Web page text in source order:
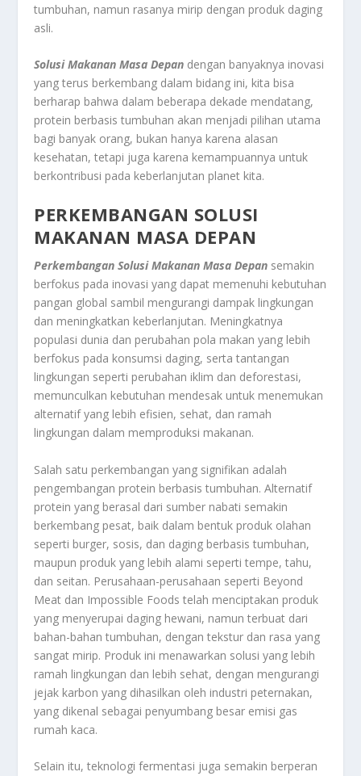
tumbuhan, namun rasanya mirip dengan produk daging
asli.
Solusi Makanan Masa Depan dengan banyaknya inovasi
yang terus berkembang dalam bidang ini, kita bisa
berharap bahwa dalam beberapa dekade mendatang,
protein berbasis tumbuhan akan menjadi pilihan utama
bagi banyak orang, bukan hanya karena alasan
kesehatan, tetapi juga karena kemampuannya untuk
berkontribusi pada keberlanjutan planet kita.
PERKEMBANGAN SOLUSI
MAKANAN MASA DEPAN
Perkembangan Solusi Makanan Masa Depan semakin
berfokus pada inovasi yang dapat memenuhi kebutuhan
pangan global sambil mengurangi dampak lingkungan
dan meningkatkan keberlanjutan. Meningkatnya
populasi dunia dan perubahan pola makan yang lebih
berfokus pada konsumsi daging, serta tantangan
lingkungan seperti perubahan iklim dan deforestasi,
memunculkan kebutuhan mendesak untuk menemukan
alternatif yang lebih efisien, sehat, dan ramah
lingkungan dalam memproduksi makanan.
Salah satu perkembangan yang signifikan adalah
pengembangan protein berbasis tumbuhan. Alternatif
protein yang berasal dari sumber nabati semakin
berkembang pesat, baik dalam bentuk produk olahan
seperti burger, sosis, dan daging berbasis tumbuhan,
maupun produk yang lebih alami seperti tempe, tahu,
dan seitan. Perusahaan-perusahaan seperti Beyond
Meat dan Impossible Foods telah menciptakan produk
yang menyerupai daging hewani, namun terbuat dari
bahan-bahan tumbuhan, dengan tekstur dan rasa yang
sangat mirip. Produk ini menawarkan solusi yang lebih
ramah lingkungan dan lebih sehat, dengan mengurangi
jejak karbon yang dihasilkan oleh industri peternakan,
yang dikenal sebagai penyumbang besar emisi gas
rumah kaca.
Selain itu, teknologi fermentasi juga semakin berperan